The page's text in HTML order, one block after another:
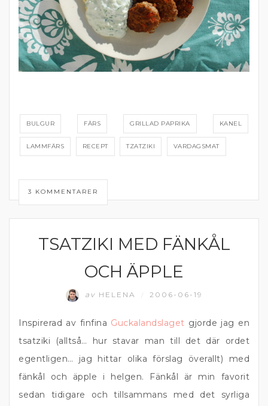
BULGUR FÄRS GRILLAD PAPRIKA KANEL
LAMMFÄRS RECEPT TZATZIKI VARDAGSMAT
3 KOMMENTARER
DIPP OCH RÖROR
TSATZIKI MED FÄNKÅL
OCH ÄPPLE
av HELENA 2006-06-19
Inspirerad av finfina Guckalandslaget gjorde jag en
tsatziki (alltså… hur stavar man till det där ordet
egentligen… jag hittar olika förslag överallt) med
fänkål och äpple i helgen. Fänkål är min favorit
sedan tidigare och tillsammans med det syrliga